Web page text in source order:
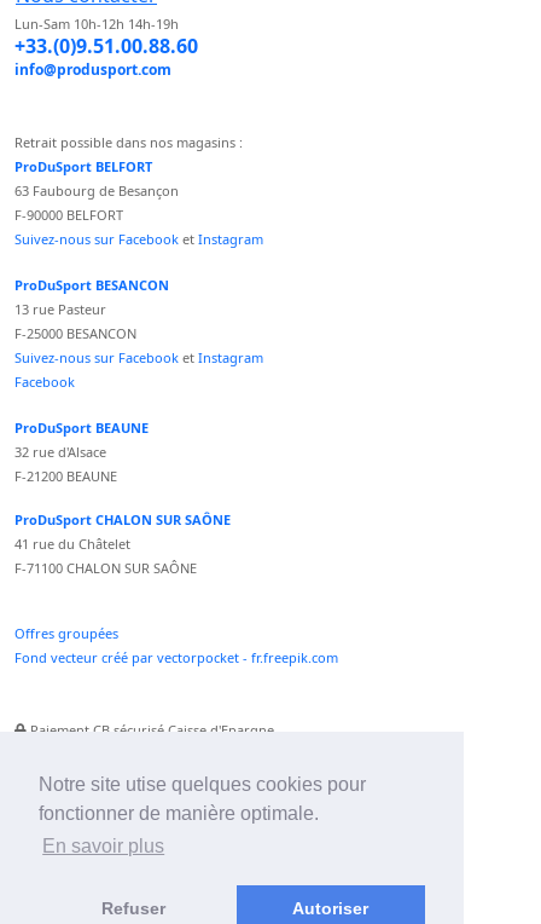
Notre site utise quelques cookies pour
fonctionner de manière optimale.
En savoir plus
Refuser Autoriser
Lun-Sam 10h-12h 14h-19h
+33.(0)9.51.00.88.60
info@produsport.com
Retrait possible dans nos magasins :
ProDuSport BELFORT
63 Faubourg de Besançon
F-90000 BELFORT
Suivez-nous sur Facebook et Instagram
ProDuSport BESANCON
13 rue Pasteur
F-25000 BESANCON
Suivez-nous sur Facebook et Instagram
Facebook
ProDuSport BEAUNE
32 rue d'Alsace
F-21200 BEAUNE
ProDuSport CHALON SUR SAÔNE
41 rue du Châtelet
F-71100 CHALON SUR SAÔNE
Offres groupées
Fond vecteur créé par vectorpocket - fr.freepik.com
Paiement CB sécurisé Caisse d'Epargne
Paiement Paypal accepté